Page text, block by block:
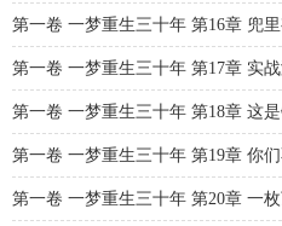
第一卷 一梦重生三十年 第16章 兜
第一卷 一梦重生三十年 第17章 实战
第一卷 一梦重生三十年 第18章 这是
第一卷 一梦重生三十年 第19章 你
第一卷 一梦重生三十年 第20章 一